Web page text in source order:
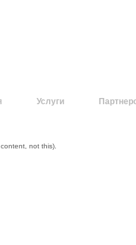
Услуги
not this).